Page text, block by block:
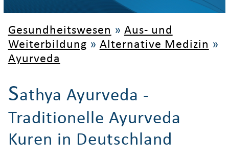
Gesundheitswesen » Aus- und
Weiterbildung » Alternative Medizin »
Ayurveda
Sathya Ayurveda -
Traditionelle Ayurveda
Kuren in Deutschland